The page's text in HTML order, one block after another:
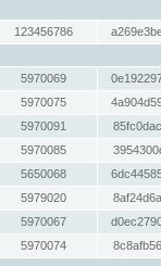
123456786
5970069
5970075
5970091
5970085
5650068
5979020
5970067
5970074